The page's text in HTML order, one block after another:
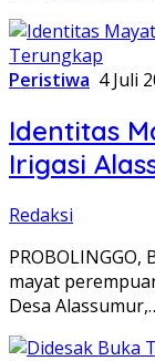
Peristiwa 4 Juli
Identitas
Irigasi
Redaksi
PROBOLINGGO,
mayat
Desa